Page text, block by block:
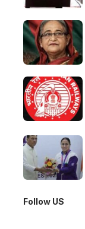
Follow US